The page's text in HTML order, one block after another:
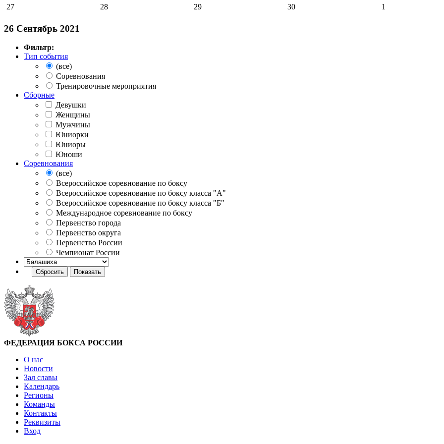
27 28 29 30 1
26 Сентябрь 2021
Фильтр:
Тип события
(все)
Соревнования
Тренировочные мероприятия
Сборные
Девушки
Женщины
Мужчины
Юниорки
Юниоры
Юноши
Соревнования
(все)
Всероссийское соревнование по боксу
Всероссийское соревнование по боксу класса "А"
Всероссийское соревнование по боксу класса "Б"
Международное соревнование по боксу
Первенство города
Первенство округа
Первенство России
Чемпионат России
ФЕДЕРАЦИЯ БОКСА РОССИИ
О нас
Новости
Зал славы
Календарь
Регионы
Команды
Контакты
Реквизиты
Вход